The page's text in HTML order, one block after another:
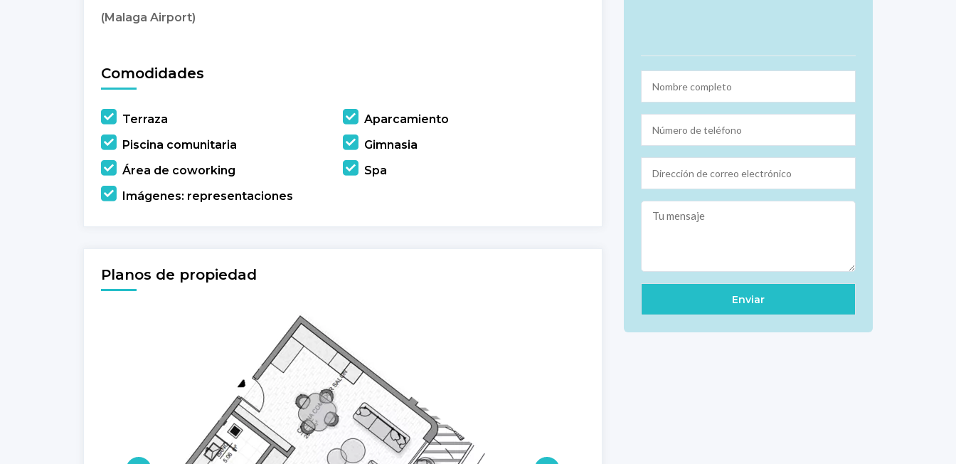
(Malaga Airport)
Comodidades
Terraza
Aparcamiento
Piscina comunitaria
Gimnasia
Área de coworking
Spa
Imágenes: representaciones
Planos de propiedad